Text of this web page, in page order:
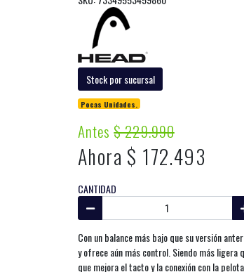
Stock por sucursal
Pocas Unidades.
Antes$ 229.990
Ahora $ 172.493
CANTIDAD
Con un balance más bajo que su versión
y ofrece aún más control. Siendo más ligera
que mejora el tacto y la conexión con la